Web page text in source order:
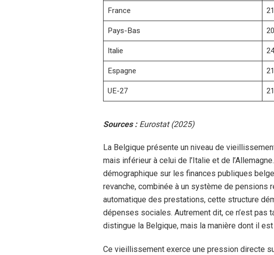
France
Pays-Bas
Italie
Espagne
UE-27
Sources : Eurostat (2025)
La Belgique présente un niveau de
mais inférieur à celui de l’Italie et de
démographique sur les finances publiques
revanche, combinée à un système de pensions
automatique des prestations, cette structure
dépenses sociales. Autrement dit, ce n’est
distingue la Belgique, mais la manière dont il est
Ce vieillissement exerce une pression directe